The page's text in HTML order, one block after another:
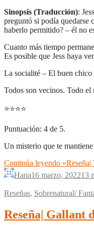
Sinopsis (Traducción):
preguntó si podía quedarse
haberlo permitido? – él no
Cuanto más tiempo
Es posible que Jess haya
La socialité – El buen
Todos son vecinos. Todo el
⭐⭐⭐⭐
Puntuación: 4 de 5.
Un misterio que te
Continúa leyendo
Hana16 marzo, 202213
Reseñas, Sobrenatural/
Reseña| Gallant